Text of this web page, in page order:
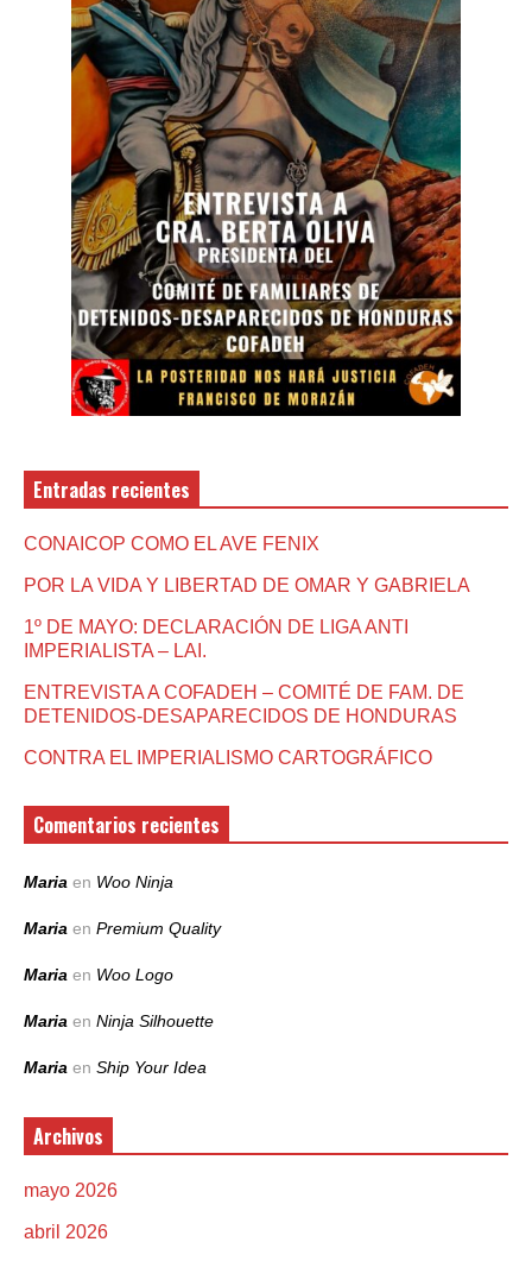
Entradas recientes
CONAICOP COMO EL AVE FENIX
POR LA VIDA Y LIBERTAD DE OMAR Y GABRIELA
1º DE MAYO: DECLARACIÓN DE LIGA ANTI
IMPERIALISTA – LAI.
ENTREVISTA A COFADEH – COMITÉ DE FAM. DE
DETENIDOS-DESAPARECIDOS DE HONDURAS
CONTRA EL IMPERIALISMO CARTOGRÁFICO
Comentarios recientes
Maria en Woo Ninja
Maria en Premium Quality
Maria en Woo Logo
Maria en Ninja Silhouette
Maria en Ship Your Idea
Archivos
mayo 2026
abril 2026